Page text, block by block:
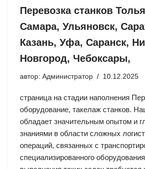
Перевозка станков
Самара, Ульяновск,
Казань, Уфа, Саранск,
Новгород, Чебоксары,
автор: Администратор 10.12.2025
страница на стадии наполнения
оборудование, такелаж станков.
обладает значительным опытом и
знаниями в области сложных
операций, связанных с
специализированного